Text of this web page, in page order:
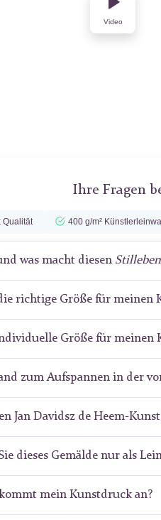
Video
Ihre Fragen
Qualität 400 g/m²
was macht diesen
richtige Größe für meinen
Größe für meinen
zum Aufspannen in der
Jan Davidsz de Heem-
dieses Gemälde nur als
mein Kunstdruck an?